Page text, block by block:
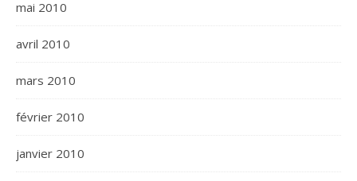
mai 2010
avril 2010
mars 2010
février 2010
janvier 2010